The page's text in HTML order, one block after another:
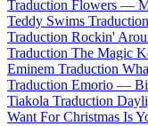
Traduction Flowers —
Teddy Swims
Traduction Rockin'
Traduction The Magic
Eminem Traduction
Traduction Emorio —
Tiakola Traduction
Want For Christmas Is